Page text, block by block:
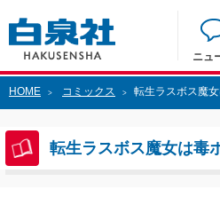
ニュ
HOME > コミックス > 転生ラスボス魔
転生ラスボス魔女は毒